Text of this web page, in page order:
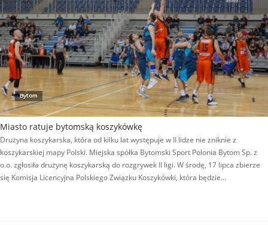
Bytom
Miasto ratuje bytomską koszykówkę
Drużyna koszykarska, która od kilku lat występuje w II lidze nie zniknie z
koszykarskiej mapy Polski. Miejska spółka Bytomski Sport Polonia Bytom Sp. z
o.o. zgłosiła drużynę koszykarską do rozgrywek II ligi. W środę, 17 lipca zbierze
się Komisja Licencyjna Polskiego Związku Koszykówki, która będzie…